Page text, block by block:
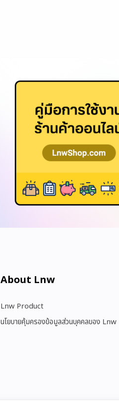
About Lnw​
Lnw Product
นโยบายคุ้มครองข้อมูลส่วนบุคคลของ Lnw